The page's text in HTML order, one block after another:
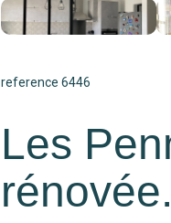
reference 6446
Les
rénovée.